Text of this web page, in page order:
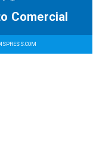
Comercial